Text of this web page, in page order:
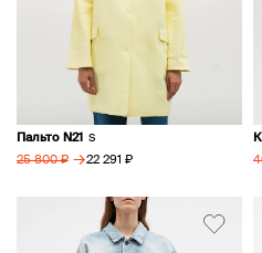
Пальто N21 S
25 800 ₽ → 22 291 ₽